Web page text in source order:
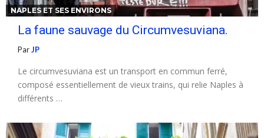
NAPLES ET SES ENVIRONS
La faune sauvage du Circumvesuviana.
ParJP
Le circumvesuviana est un transport en commun ferré,
composé essentiellement de vieux trains, qui relie Naples à
différents …